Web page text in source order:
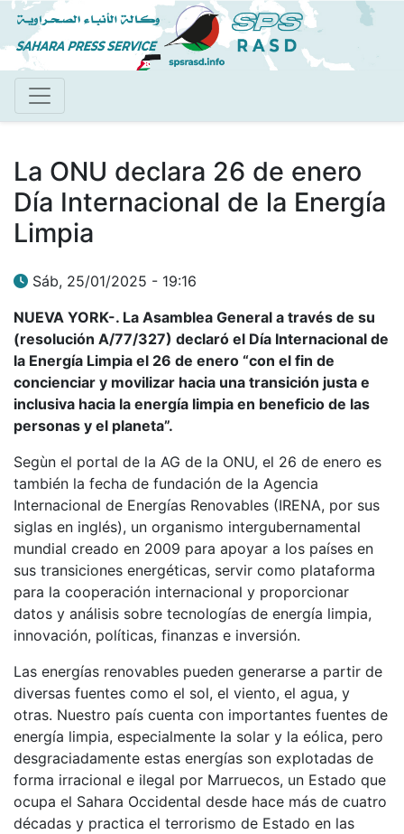
Pasar
al
contenido
La ONU declara 26 de enero
Día Internacional de la Energía
Limpia
Sáb, 25/01/2025 - 19:16
NUEVA YORK-. La Asamblea General a través de su
(resolución A/77/327) declaró el Día Internacional de
la Energía Limpia el 26 de enero “con el fin de
concienciar y movilizar hacia una transición justa e
inclusiva hacia la energía limpia en beneficio de las
personas y el planeta”.
Segùn el portal de la AG de la ONU, el 26 de enero es
también la fecha de fundación de la Agencia
Internacional de Energías Renovables (IRENA, por sus
siglas en inglés), un organismo intergubernamental
mundial creado en 2009 para apoyar a los países en
sus transiciones energéticas, servir como plataforma
para la cooperación internacional y proporcionar
datos y análisis sobre tecnologías de energía limpia,
innovación, políticas, finanzas e inversión.
Las energías renovables pueden generarse a partir de
diversas fuentes como el sol, el viento, el agua, y
otras. Nuestro país cuenta con importantes fuentes de
energía limpia, especialmente la solar y la eólica, pero
desgraciadamente estas energías son explotadas de
forma irracional e ilegal por Marruecos, un Estado que
ocupa el Sahara Occidental desde hace más de cuatro
décadas y practica el terrorismo de Estado en las